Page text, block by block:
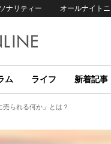
ナリティー オールナイト
ム ライフ 新着記事
売られる何か」とは？